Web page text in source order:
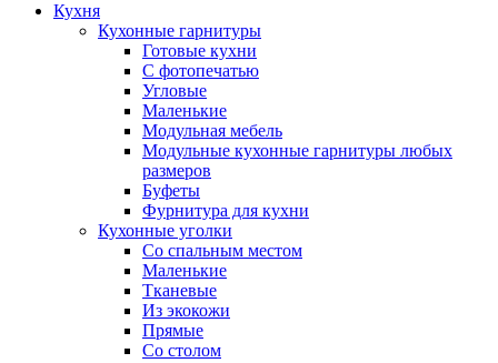
Кухня
Кухонные гарнитуры
Готовые кухни
С фотопечатью
Угловые
Маленькие
Модульная мебель
Модульные кухонные гарнитуры любых
размеров
Буфеты
Фурнитура для кухни
Кухонные уголки
Со спальным местом
Маленькие
Тканевые
Из экокожи
Прямые
Со столом